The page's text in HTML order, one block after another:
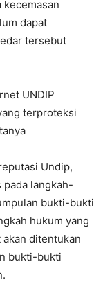
dapat
tersebut
UNDIP
terproteksi
Undip,
pada langkah-
bukti-bukti
hukum yang
ditentukan
bukti-bukti